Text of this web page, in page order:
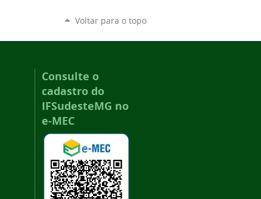
Voltar para o topo
Consulte o
cadastro do
IFSudesteMG no
e-MEC